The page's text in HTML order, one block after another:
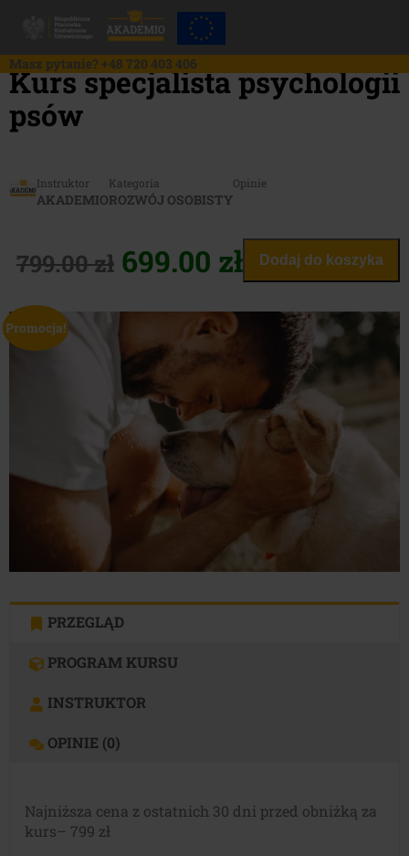
Masz pytanie? +48 720 403 406
Kurs specjalista psychologii
psów
Instruktor
AKADEMIO
Kategoria
ROZWÓJ OSOBISTY
Opinie
799.00zł Pierwotna
wynosiła:
799.00 zł.
699.00 złAktualna
wynosi:
699.00 zł.
Dodaj do koszyka
Promocja!
PRZEGLĄD
PROGRAM KURSU
INSTRUKTOR
OPINIE (0)
Najniższa cena z ostatnich 30 dni przed obniżką za
kurs– 799 zł